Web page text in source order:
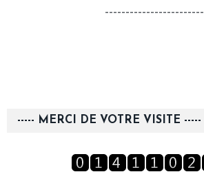
------------------------
----- MERCI DE VOTRE VISITE -----